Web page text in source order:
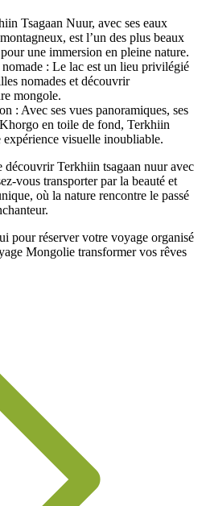
Tsagaan Nuur, avec ses eaux
est l’un des plus beaux
une immersion en pleine nature.
: Le lac est un lieu privilégié
nomades et découvrir
mongole.
: Avec ses vues panoramiques, ses
en toile de fond, Terkhiin
visuelle inoubliable.
découvrir Terkhiin tsagaan nuur avec
vous transporter par la beauté et
où la nature rencontre le passé
pour réserver votre voyage organisé
Mongolie transformer vos rêves